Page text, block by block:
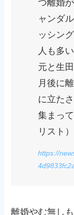
つ離婚
ャンダ
ッシン
人も多
元と生
月後に
に立た
集まっ
リスト）
https://
離婚やむ無し